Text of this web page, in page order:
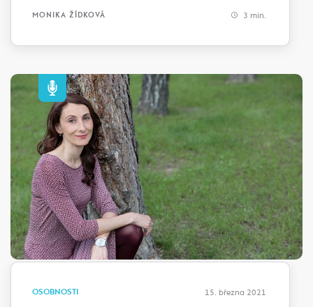
MONIKA ŽÍDKOVÁ 3 min.
OSOBNOSTI 15. března 2021